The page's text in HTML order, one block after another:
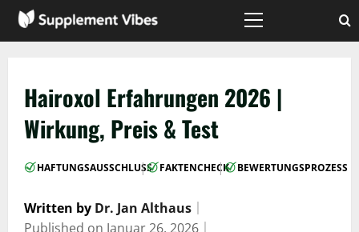
Zum
Inhalt
Hauptmenü
Hairoxol Erfahrungen 2026 |
Wirkung, Preis & Test
HAFTUNGSAUSSCHLUSS
| FAKTENCHECK
| BEWERTUNGSPROZESS
Written by Dr. Jan Althaus
Published on Januar 26, 2026